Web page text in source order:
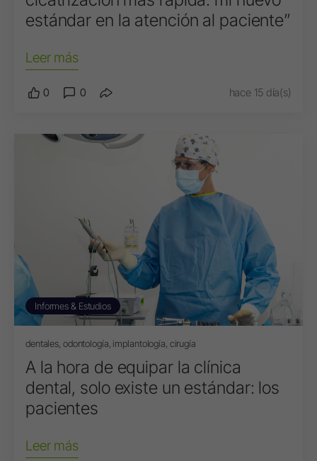
estándar en la atención al paciente”
Leer más
0 0 hace 15 día(s)
Informes & Estudios
dentales, odontología, implantología, cirugía
A la hora de equipar la clínica
dental, solo existe un estándar: los
pacientes
Leer más